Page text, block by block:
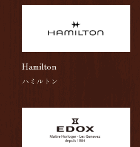
Hamilton
ハミルトン